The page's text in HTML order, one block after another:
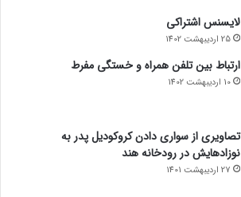
لایسنس اشتراکی
25 اردیبهشت 1402
ارتباط بین تلفن همراه و خستگی مفرط
10 اردیبهشت 1402
تصاویری از سواری دادن کروکودیل پدر به
نوزادهایش در رودخانه هند
27 اردیبهشت 1401